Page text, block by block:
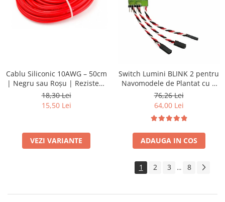
Cablu Siliconic 10AWG – 50cm
| Negru sau Roșu | Rezistent
200°C
18,30 Lei
15,50 Lei
VEZI VARIANTE
Switch Lumini BLINK 2 pentru
Navomodele de Plantat cu 2
Cuve – Control Independent
FAR & Lumini, Semnalizare
76,26 Lei
64,00 Lei
ADAUGA IN COS
1 2 3 ... 8